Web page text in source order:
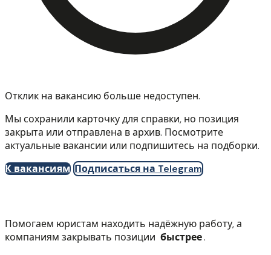
Отклик на вакансию больше недоступен.
Мы сохранили карточку для справки, но позиция
закрыта или отправлена в архив. Посмотрите
актуальные вакансии или подпишитесь на подборки.
К вакансиям Подписаться на Telegram
Помогаем юристам находить надёжную работу, а
компаниям закрывать позиции быстрее.